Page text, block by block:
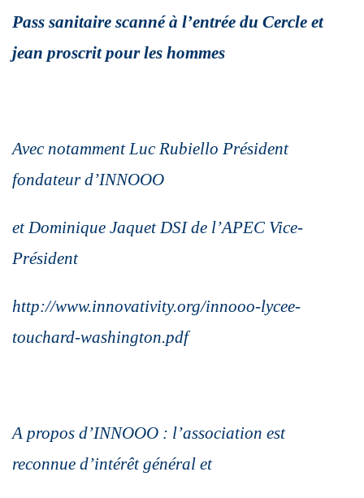
Pass sanitaire scanné à l’entrée du Cercle et
jean proscrit pour les hommes
Avec notamment Luc Rubiello Président
fondateur d’INNOOO
et Dominique Jaquet DSI de l’APEC Vice-
Président
http://www.innovativity.org/innooo-lycee-
touchard-washington.pdf
A propos d’INNOOO : l’association est
reconnue d’intérêt général et